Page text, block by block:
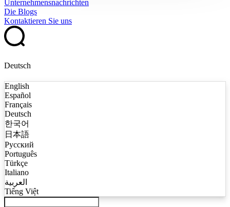
Unternehmensnachrichten
Die Blogs
Kontaktieren Sie uns
Deutsch
English
Español
Français
Deutsch
한국어
日本語
Русский
Português
Türkçe
Italiano
العربية
Tiếng Việt